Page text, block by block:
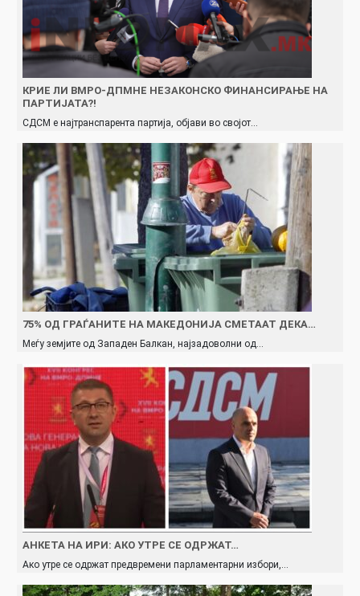
КРИЕ ЛИ ВМРО-ДПМНЕ НЕЗАКОНСКО ФИНАНСИРАЊЕ НА
ПАРТИЈАТА?!
СДСМ е најтранспарента партија, објави во својот…
75% ОД ГРАЃАНИТЕ НА МАКЕДОНИЈА СМЕТААТ ДЕКА…
Меѓу земјите од Западен Балкан, најзадоволни од…
АНКЕТА НА ИРИ: АКО УТРЕ СЕ ОДРЖАТ…
Ако утре се одржат предвремени парламентарни избори,…